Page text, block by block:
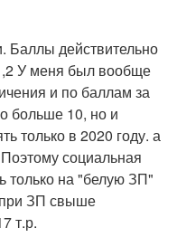
Баллы действительно
У меня был вообще
и по баллам за
больше 10, но и
только в 2020 году. а
социальная
только на "белую ЗП"
ЗП свыше
т.р.